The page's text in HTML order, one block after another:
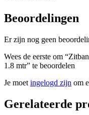
Beoordelingen
Er zijn nog geen
Wees de eerste om
1.8 mtr” te beoordelen
Je moet ingelogd zijn om
Gerelateerde